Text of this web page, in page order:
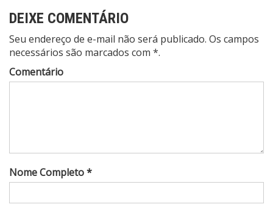
DEIXE COMENTÁRIO
Seu endereço de e-mail não será publicado. Os campos
necessários são marcados com *.
Comentário
Nome Completo *